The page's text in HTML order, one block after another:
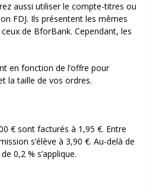
aussi utiliser le compte-titres ou
FDJ. Ils présentent les mêmes
de BforBank. Cependant, les
en fonction de l’offre pour
la taille de vos ordres.
€ sont facturés à 1,95 €. Entre
s’élève à 3,90 €. Au-delà de
0,2 % s’applique.